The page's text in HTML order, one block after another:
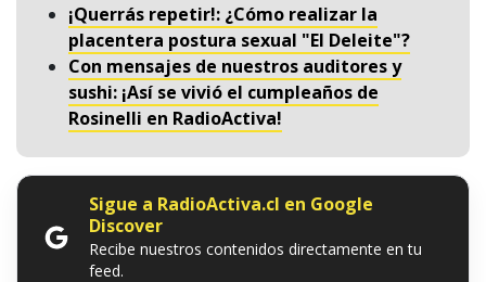
¡Querrás repetir!: ¿Cómo realizar la
placentera postura sexual "El Deleite"?
Con mensajes de nuestros auditores y
sushi: ¡Así se vivió el cumpleaños de
Rosinelli en RadioActiva!
Sigue a RadioActiva.cl en Google
Discover
Recibe nuestros contenidos directamente en tu
feed.